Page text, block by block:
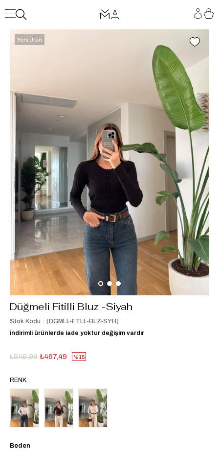
Yeni Ürün
Düğmeli Fitilli Bluz -Siyah
Stok Kodu
(DGMLL-FTLL-BLZ-SYH)
indirimli ürünlerde iade yoktur değişim vardır
₺549,99 ₺467,49 15
RENK
Beden